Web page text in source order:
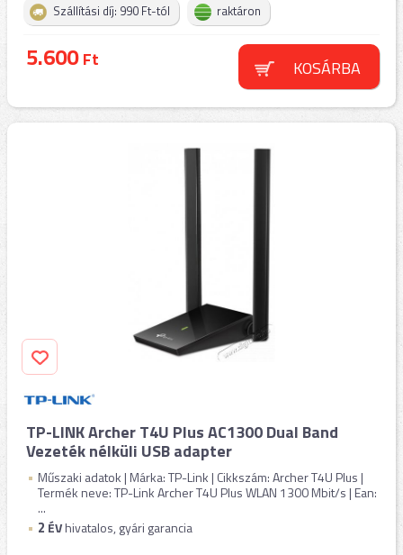
Szállítási díj: 990 Ft-tól raktáron
5.600Ft KOSÁRBA
TP-LINK Archer T4U Plus AC1300 Dual Band
Vezeték nélküli USB adapter
Műszaki adatok | Márka: TP-Link | Cikkszám: Archer T4U Plus |
Termék neve: TP-Link Archer T4U Plus WLAN 1300 Mbit/s | Ean:
...
2 ÉVhivatalos, gyári garancia